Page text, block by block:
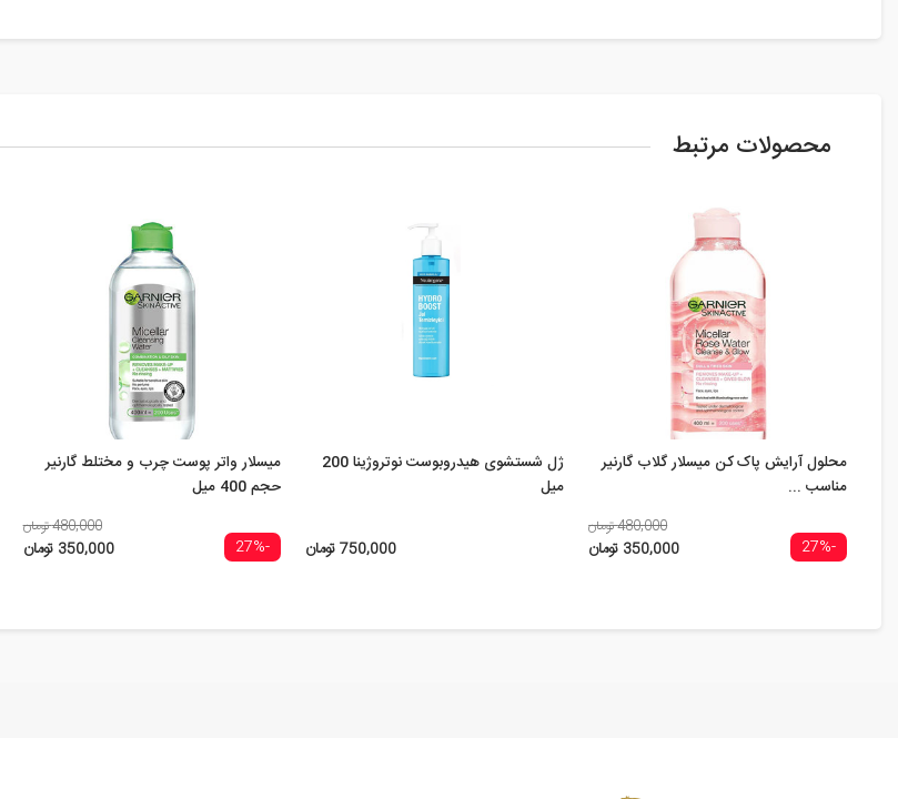
محصولات مرتبط
محلول آرایش پاک کن میسلار گلاب گارنیر
مناسب ...
-27%
480,000 تومان
350,000 تومان
ژل شستشوی هیدروبوست نوتروژینا 200
میل
750,000 تومان
میسلار واتر پوست چرب و مختلط گارنیر
حجم 400 میل
-27%
480,000 تومان
350,000 تومان